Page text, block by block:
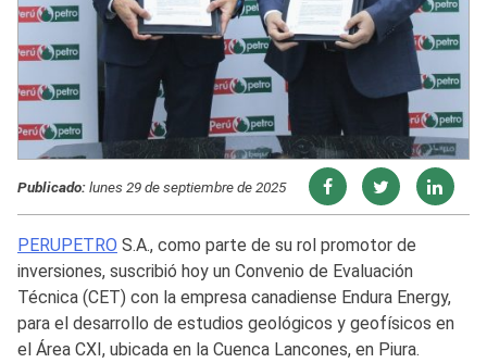
Publicado:lunes 29 de septiembre de 2025
PERUPETRO S.A., como parte de su rol promotor de
inversiones, suscribió hoy un Convenio de Evaluación
Técnica (CET) con la empresa canadiense Endura Energy,
para el desarrollo de estudios geológicos y geofísicos en
el Área CXI, ubicada en la Cuenca Lancones, en Piura.